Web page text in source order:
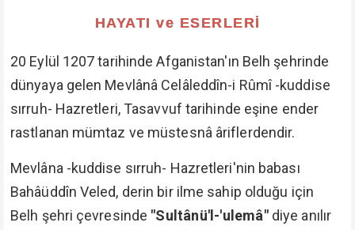
HAYATI ve ESERLERİ
20 Eylül 1207 tarihinde Afganistan'ın Belh şehrinde
dünyaya gelen Mevlânâ Celâleddîn-i Rûmî -kuddise
sırruh- Hazretleri, Tasavvuf tarihinde eşine ender
rastlanan mümtaz ve müstesnâ âriflerdendir.
Mevlâna -kuddise sırruh- Hazretleri'nin babası
Bahâüddîn Veled, derin bir ilme sahip olduğu için
Belh şehri çevresinde "Sultânü'l-'ulemâ"diye anılır